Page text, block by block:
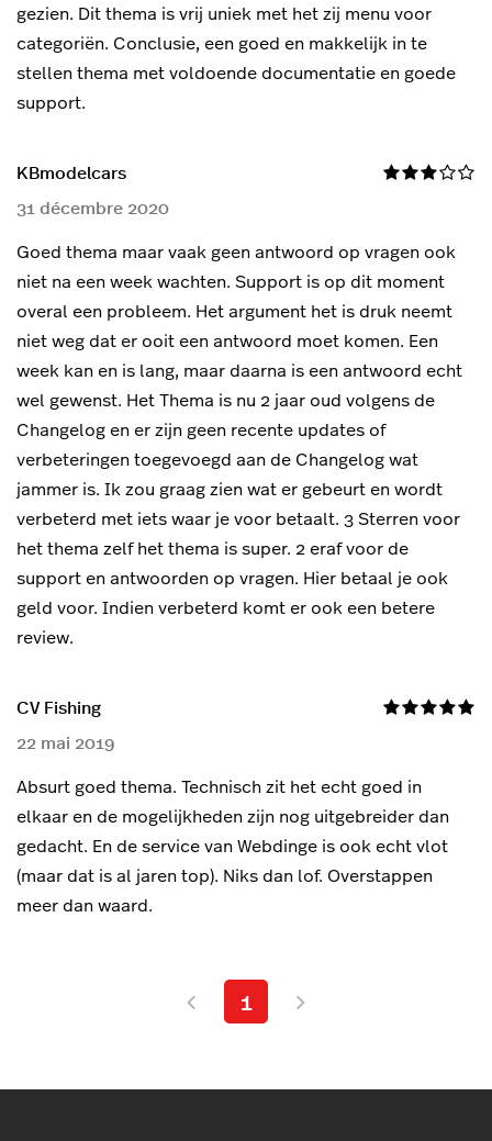
gezien. Dit thema is vrij uniek met het zij menu voor
categoriën. Conclusie, een goed en makkelijk in te
stellen thema met voldoende documentatie en goede
support.
KBmodelcars
31 décembre 2020
Goed thema maar vaak geen antwoord op vragen ook
niet na een week wachten. Support is op dit moment
overal een probleem. Het argument het is druk neemt
niet weg dat er ooit een antwoord moet komen. Een
week kan en is lang, maar daarna is een antwoord echt
wel gewenst. Het Thema is nu 2 jaar oud volgens de
Changelog en er zijn geen recente updates of
verbeteringen toegevoegd aan de Changelog wat
jammer is. Ik zou graag zien wat er gebeurt en wordt
verbeterd met iets waar je voor betaalt. 3 Sterren voor
het thema zelf het thema is super. 2 eraf voor de
support en antwoorden op vragen. Hier betaal je ook
geld voor. Indien verbeterd komt er ook een betere
review.
CV Fishing
22 mai 2019
Absurt goed thema. Technisch zit het echt goed in
elkaar en de mogelijkheden zijn nog uitgebreider dan
gedacht. En de service van Webdinge is ook echt vlot
(maar dat is al jaren top). Niks dan lof. Overstappen
meer dan waard.
1